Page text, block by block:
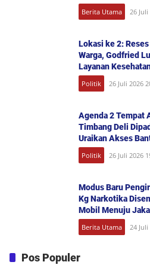
Berita Utama 26 Juli
Lokasi ke 2:
Warga, Godfried
Layanan
Aspirasi Publik
Politik 26 Juli 2026
Agenda 2 Tempat
Timbang Deli
Uraikan Akses
UHC
Politik 26 Juli 2026
Modus Baru
Kg Narkotika
Mobil Menuju
Berita Utama 24
Pos Populer